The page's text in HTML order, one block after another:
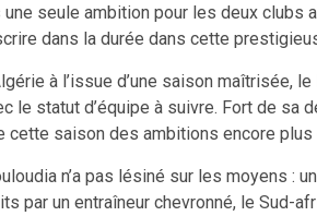
seule ambition pour les deux clubs
dans la durée dans cette
à l’issue d’une saison maîtrisée,
le statut d’équipe à suivre. Fort de sa
cette saison des ambitions encore
n’a pas lésiné sur les moyens :
par un entraîneur chevronné, le Sud-